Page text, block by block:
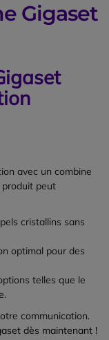
Gigaset
avec un combine
produit peut
cristallins sans
optimal pour des
telles que le
communication.
dès maintenant !